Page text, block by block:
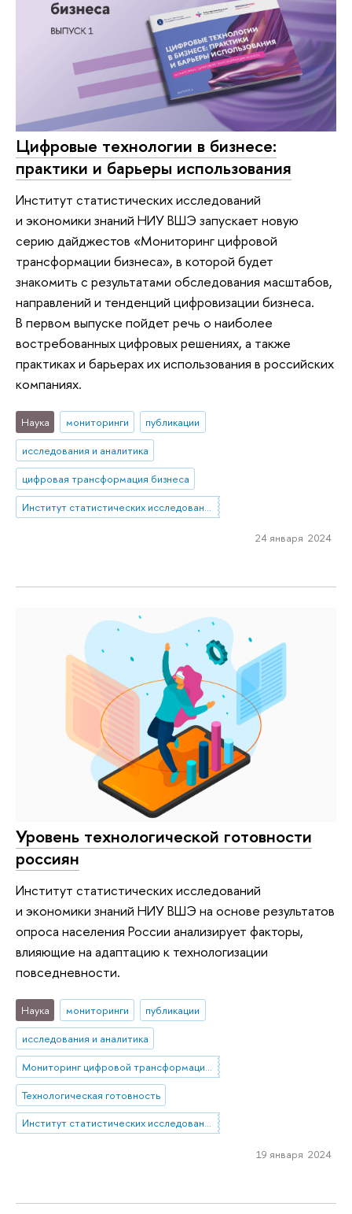
Цифровые технологии в бизнесе:
практики и барьеры использования
Институт статистических исследований
и экономики знаний НИУ ВШЭ запускает новую
серию дайджестов «Мониторинг цифровой
трансформации бизнеса», в которой будет
знакомить с результатами обследования масштабов,
направлений и тенденций цифровизации бизнеса.
В первом выпуске пойдет речь о наиболее
востребованных цифровых решениях, а также
практиках и барьерах их использования в российских
компаниях.
Наука мониторинги
публикации
исследования и аналитика
цифровая трансформация бизнеса
Институт статистических исследований и экономики знаний
24 января 2024
Уровень технологической готовности
россиян
Институт статистических исследований
и экономики знаний НИУ ВШЭ на основе результатов
опроса населения России анализирует факторы,
влияющие на адаптацию к технологизации
повседневности.
Наука мониторинги
публикации
исследования и аналитика
Мониторинг цифровой трансформации общества
Технологическая готовность
Институт статистических исследований и экономики знаний
19 января 2024